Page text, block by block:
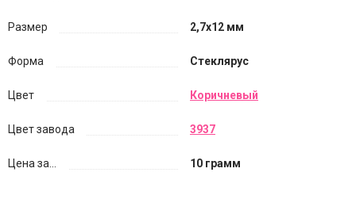
Размер 2,7х12 мм
Форма Стеклярус
Цвет Коричневый
Цвет завода 3937
Цена за... 10 грамм